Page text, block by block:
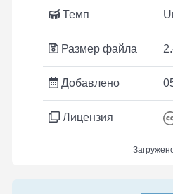
Темп
Размер файла
Добавлено
Лицензия